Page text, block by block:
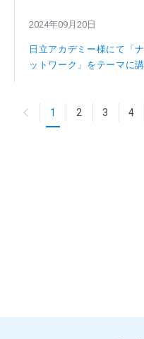
2024年09月20日
日立アカデミー様にて「
ットワーク」をテーマに
1 2 3 4
次へ